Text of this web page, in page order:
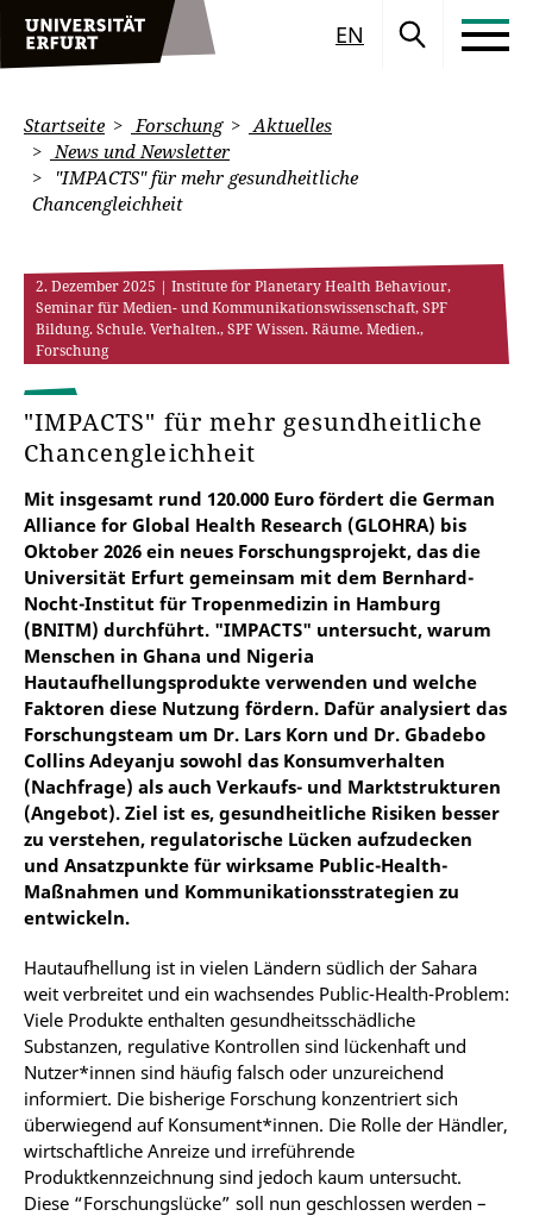
EN
Startseite Forschung
Aktuelles
News und Newsletter
"IMPACTS" für mehr gesundheitliche
Chancengleichheit
2. Dezember 2025 | Institute for Planetary Health Behaviour,
Seminar für Medien- und Kommunikationswissenschaft, SPF
Bildung. Schule. Verhalten., SPF Wissen. Räume. Medien.,
Forschung
"IMPACTS" für mehr gesundheitliche
Chancengleichheit
Mit insgesamt rund 120.000 Euro fördert die German
Alliance for Global Health Research (GLOHRA) bis
Oktober 2026 ein neues Forschungsprojekt, das die
Universität Erfurt gemeinsam mit dem Bernhard-
Nocht-Institut für Tropenmedizin in Hamburg
(BNITM) durchführt. "IMPACTS" untersucht, warum
Menschen in Ghana und Nigeria
Hautaufhellungsprodukte verwenden und welche
Faktoren diese Nutzung fördern. Dafür analysiert das
Forschungsteam um Dr. Lars Korn und Dr. Gbadebo
Collins Adeyanju sowohl das Konsumverhalten
(Nachfrage) als auch Verkaufs- und Marktstrukturen
(Angebot). Ziel ist es, gesundheitliche Risiken besser
zu verstehen, regulatorische Lücken aufzudecken
und Ansatzpunkte für wirksame Public-Health-
Maßnahmen und Kommunikationsstrategien zu
entwickeln.
Hautaufhellung ist in vielen Ländern südlich der Sahara
weit verbreitet und ein wachsendes Public-Health-Problem:
Viele Produkte enthalten gesundheitsschädliche
Substanzen, regulative Kontrollen sind lückenhaft und
Nutzer*innen sind häufig falsch oder unzureichend
informiert. Die bisherige Forschung konzentriert sich
überwiegend auf Konsument*innen. Die Rolle der Händler,
wirtschaftliche Anreize und irreführende
Produktkennzeichnung sind jedoch kaum untersucht.
Diese “Forschungslücke” soll nun geschlossen werden –